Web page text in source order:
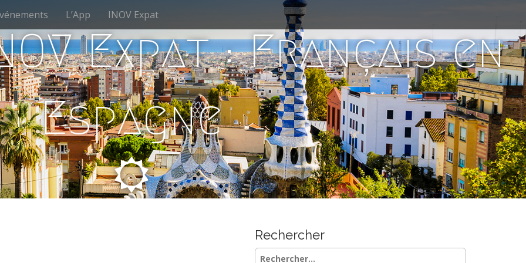
L’App INOV Expat
Expat : Français en
Espagne
Rechercher
Rechercher :